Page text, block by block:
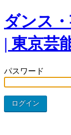
ダンス
| 東京芸
パスワード